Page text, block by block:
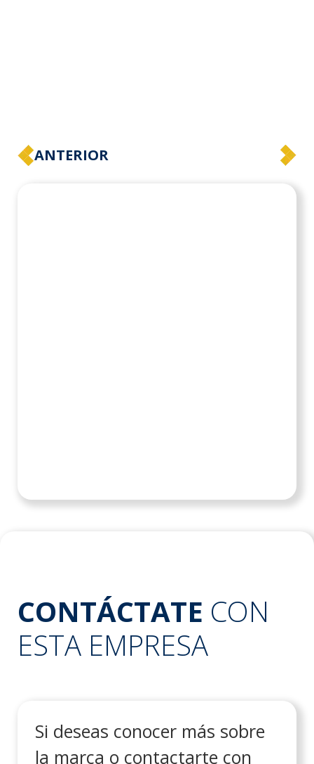
ANTERIOR
CONTÁCTATE CON
ESTA EMPRESA
Si deseas conocer más sobre
la marca o contactarte con